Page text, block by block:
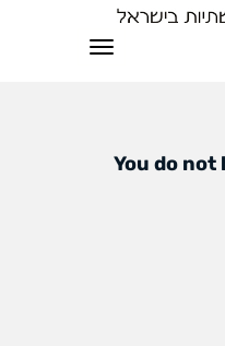
תפריט
You do